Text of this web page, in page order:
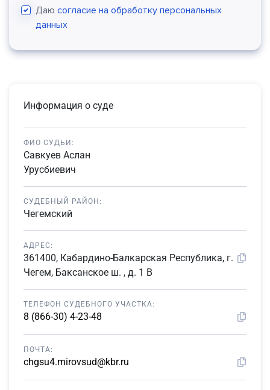
Даю согласие на обработку персональных
данных
Информация о суде
ФИО СУДЬИ:
Савкуев Аслан
Урусбиевич
СУДЕБНЫЙ РАЙОН:
Чегемский
АДРЕС:
361400, Кабардино-Балкарская Республика, г.
Чегем, Баксанское ш. , д. 1 В
ТЕЛЕФОН СУДЕБНОГО УЧАСТКА:
8 (866-30) 4-23-48
ПОЧТА:
chgsu4.mirovsud@kbr.ru